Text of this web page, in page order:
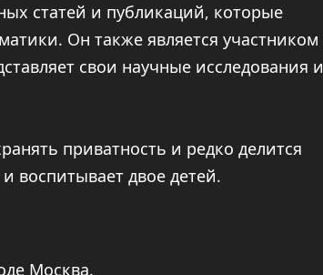
статей и публикаций, которые
Он также является участником
свои научные исследования и
приватность и редко делится
воспитывает двое детей.
Москва.